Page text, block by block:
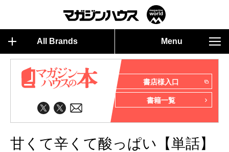
All Brands Menu
書店様入口
書籍一覧
甘くて辛くて酸っぱい【単話】